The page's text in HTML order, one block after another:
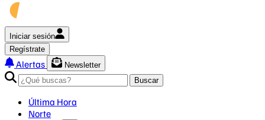
Iniciar sesión
Regístrate
Alertas
Newsletter
Buscar
Última Hora
Norte